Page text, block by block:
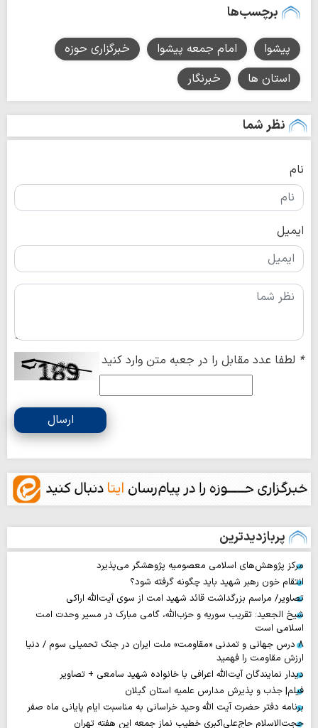
برچسب‌ها
پیشوا امام جمعه پیشوا
خبرگزاری حوزه
استان ها
خبرنگار
نظر شما
نام
ایمیل
* لطفا عدد مقابل را در جعبه متن وارد کنید
ارسال
پربازدیدترین
مرکز پژوهش‌های اسلامی معصومیه پژوهشگر می‌پذیرد
انتقام خون رهبر شهید باید چگونه گرفته شود؟
تصاویر/ مراسم بزرگداشت قائد شهید امت از سوی آیت‌الله اراکی
شیخ الجعید: تقریب سوریه و حزب‌الله، گامی مبارک در مسیر وحدت امت
اسلامی است
۸ درس جهانی و تمدنی «مقاومت» ملت ایران در جنگ تحمیلی سوم / دنیا
ارزش مقاومت را فهمید
دیدار نمایندگان آیت‌الله اعرافی با خانواده شهید سامعی + تصاویر
فیلم| جذب و پذیرش مدارس علمیه استان گیلان
برنامه دفتر حضرت آیت الله وحید خراسانی به مناسبت ایام پایانی ماه صفر
حجت‌الاسلام حاج‌علی‌اکبری خطیب نماز جمعه این هفته تهران